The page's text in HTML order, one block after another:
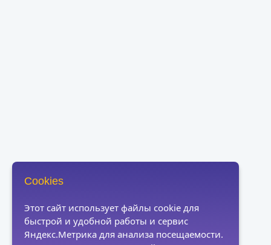
Cookies
Этот сайт использует файлы cookie для
быстрой и удобной работы и сервис
Яндекс.Метрика для анализа посещаемости.